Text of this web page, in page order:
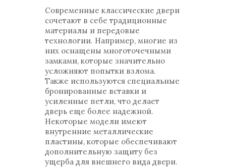
Современные классические двери
сочетают в себе традиционные
материалы и передовые
технологии. Например, многие из
них оснащены многоточечными
замками, которые значительно
усложняют попытки взлома.
Также используются специальные
бронированные вставки и
усиленные петли, что делает
дверь еще более надежной.
Некоторые модели имеют
внутренние металлические
пластины, которые обеспечивают
дополнительную защиту без
ущерба для внешнего вида двери.